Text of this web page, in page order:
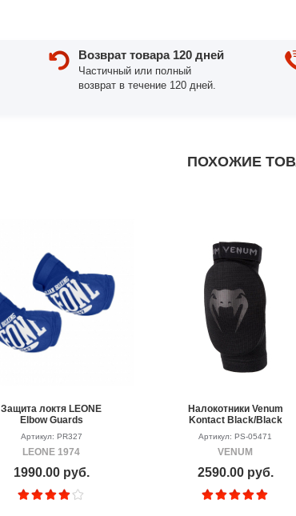
Возврат товара 120 дней
Частичный или полный
возврат в течение 120 дней.
ПОХОЖИЕ
Защита локтя LEONE
Elbow Guards
Артикул: PR327
LEONE 1974
1990.00 руб.
Налокотники Venum
Kontact Black/Black
(пара)
Артикул: PS-05471
VENUM
2590.00 руб.